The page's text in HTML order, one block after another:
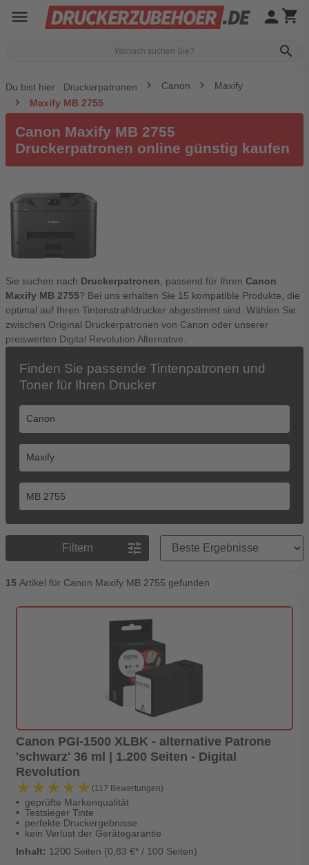
menu
search
person shopping_cart
Du bist hier: Druckerpatronen Canon
Maxify
Maxify MB 2755
Canon Maxify MB 2755
Druckerpatronen online günstig kaufen
Sie suchen nach Druckerpatronen, passend für Ihren Canon
Maxify MB 2755? Bei uns erhalten Sie 15 kompatible Produkte, die
optimal auf Ihren Tintenstrahldrucker abgestimmt sind. Wählen Sie
zwischen Original Druckerpatronen von Canon oder unserer
preiswerten Digital Revolution Alternative.
Finden Sie passende Tintenpatronen und
Toner für Ihren Drucker
Filtern tune
Preisreihenfolge
15 Artikel für Canon Maxify MB 2755 gefunden
Canon PGI-1500 XLBK - alternative Patrone
'schwarz' 36 ml | 1.200 Seiten - Digital
Revolution
★★★★★
★★★★★ (117 Bewertungen)
geprüfte Markenqualität
Testsieger Tinte
perfekte Druckergebnisse
kein Verlust der Gerätegarantie
Inhalt: 1200 Seiten (0,83 €* / 100 Seiten)